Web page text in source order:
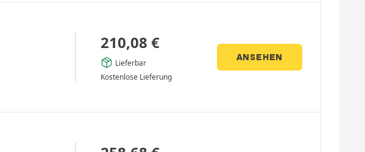
210,08 €
Lieferbar
Kostenlose Lieferung
ANSEHEN